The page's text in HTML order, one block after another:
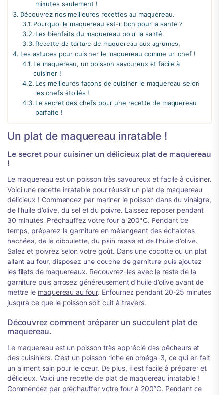
minutes seulement !
Découvrez nos meilleures recettes au maquereau.
Pourquoi le maquereau est-il bon pour la santé ?
Les bienfaits du maquereau pour la santé.
Recette de tartare de maquereau aux agrumes.
Les astuces pour cuisiner le maquereau comme un chef !
Le maquereau, un poisson savoureux et facile à
cuisiner !
Les meilleures façons de cuisiner le maquereau selon
les chefs étoilés !
Le secret des chefs pour une recette de maquereau
parfaite !
Un plat de maquereau inratable !
Le secret pour cuisiner un délicieux plat de maquereau
!
Le maquereau est un poisson très savoureux et facile à cuisiner.
Voici une recette inratable pour réussir un plat de maquereau
délicieux ! Commencez par mariner le poisson dans du vinaigre,
de l’huile d’olive, du sel et du poivre. Laissez reposer pendant
30 minutes. Préchauffez votre four à 200°C. Pendant ce
temps, préparez la garniture en mélangeant des échalotes
hachées, de la ciboulette, du pain rassis et de l’huile d’olive.
Salez et poivrez selon votre goût. Dans une cocotte ou un plat
allant au four, disposez une couche de garniture puis ajoutez
les filets de maquereaux. Recouvrez-les avec le reste de la
garniture puis arrosez généreusement d’huile d’olive avant de
mettre le maquereau au four. Enfournez pendant 20-25 minutes
jusqu’à ce que le poisson soit cuit à travers.
Découvrez comment préparer un succulent plat de
maquereau.
Le maquereau est un poisson très apprécié des pêcheurs et
des cuisiniers. C’est un poisson riche en oméga-3, ce qui en fait
un aliment sain pour le cœur. De plus, il est facile à préparer et
délicieux. Voici une recette de plat de maquereau inratable !
Commencez par préchauffer votre four à 200°C. Pendant ce